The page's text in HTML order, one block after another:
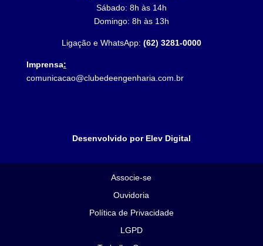
Sábado: 8h às 14h
Domingo: 8h às 13h
Ligação e WhatsApp: (62) 3281-0000
Imprensa:
comunicacao@clubedeengenharia.com.br
Desenvolvido por Elev Digital
Associe-se
Ouvidoria
Política de Privacidade
LGPD